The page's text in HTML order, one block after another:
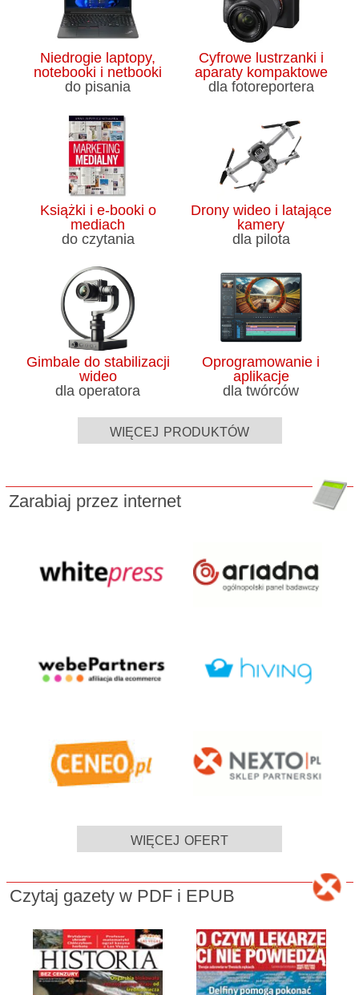
Niedrogie laptopy,
notebooki i netbooki
do pisania
Cyfrowe lustrzanki i
aparaty kompaktowe
dla fotoreportera
Książki i e-booki o
mediach
do czytania
Drony wideo i latające
kamery
dla pilota
Gimbale do stabilizacji
wideo
dla operatora
Oprogramowanie i
aplikacje
dla twórców
więcej produktów
Zarabiaj przez internet
więcej ofert
Czytaj gazety w PDF i EPUB